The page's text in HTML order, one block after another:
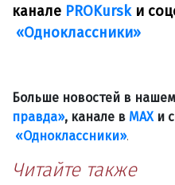
канале PROKurskи
«Одноклассники»
Больше новостей в
правда», канале в МАХ и
«Одноклассники».
Читайте также